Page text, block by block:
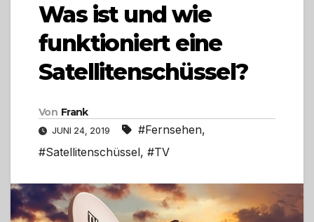
Was ist und wie
funktioniert eine
Satellitenschüssel?
Von Frank
JUNI 24, 2019 #Fernsehen,
#Satellitenschüssel, #TV